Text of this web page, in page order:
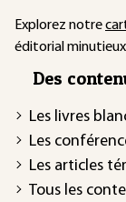
Explorez notre
éditorial
Des
Les livres
Les
Les articles
Tous les